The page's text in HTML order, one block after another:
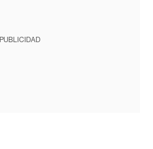
PUBLICIDAD